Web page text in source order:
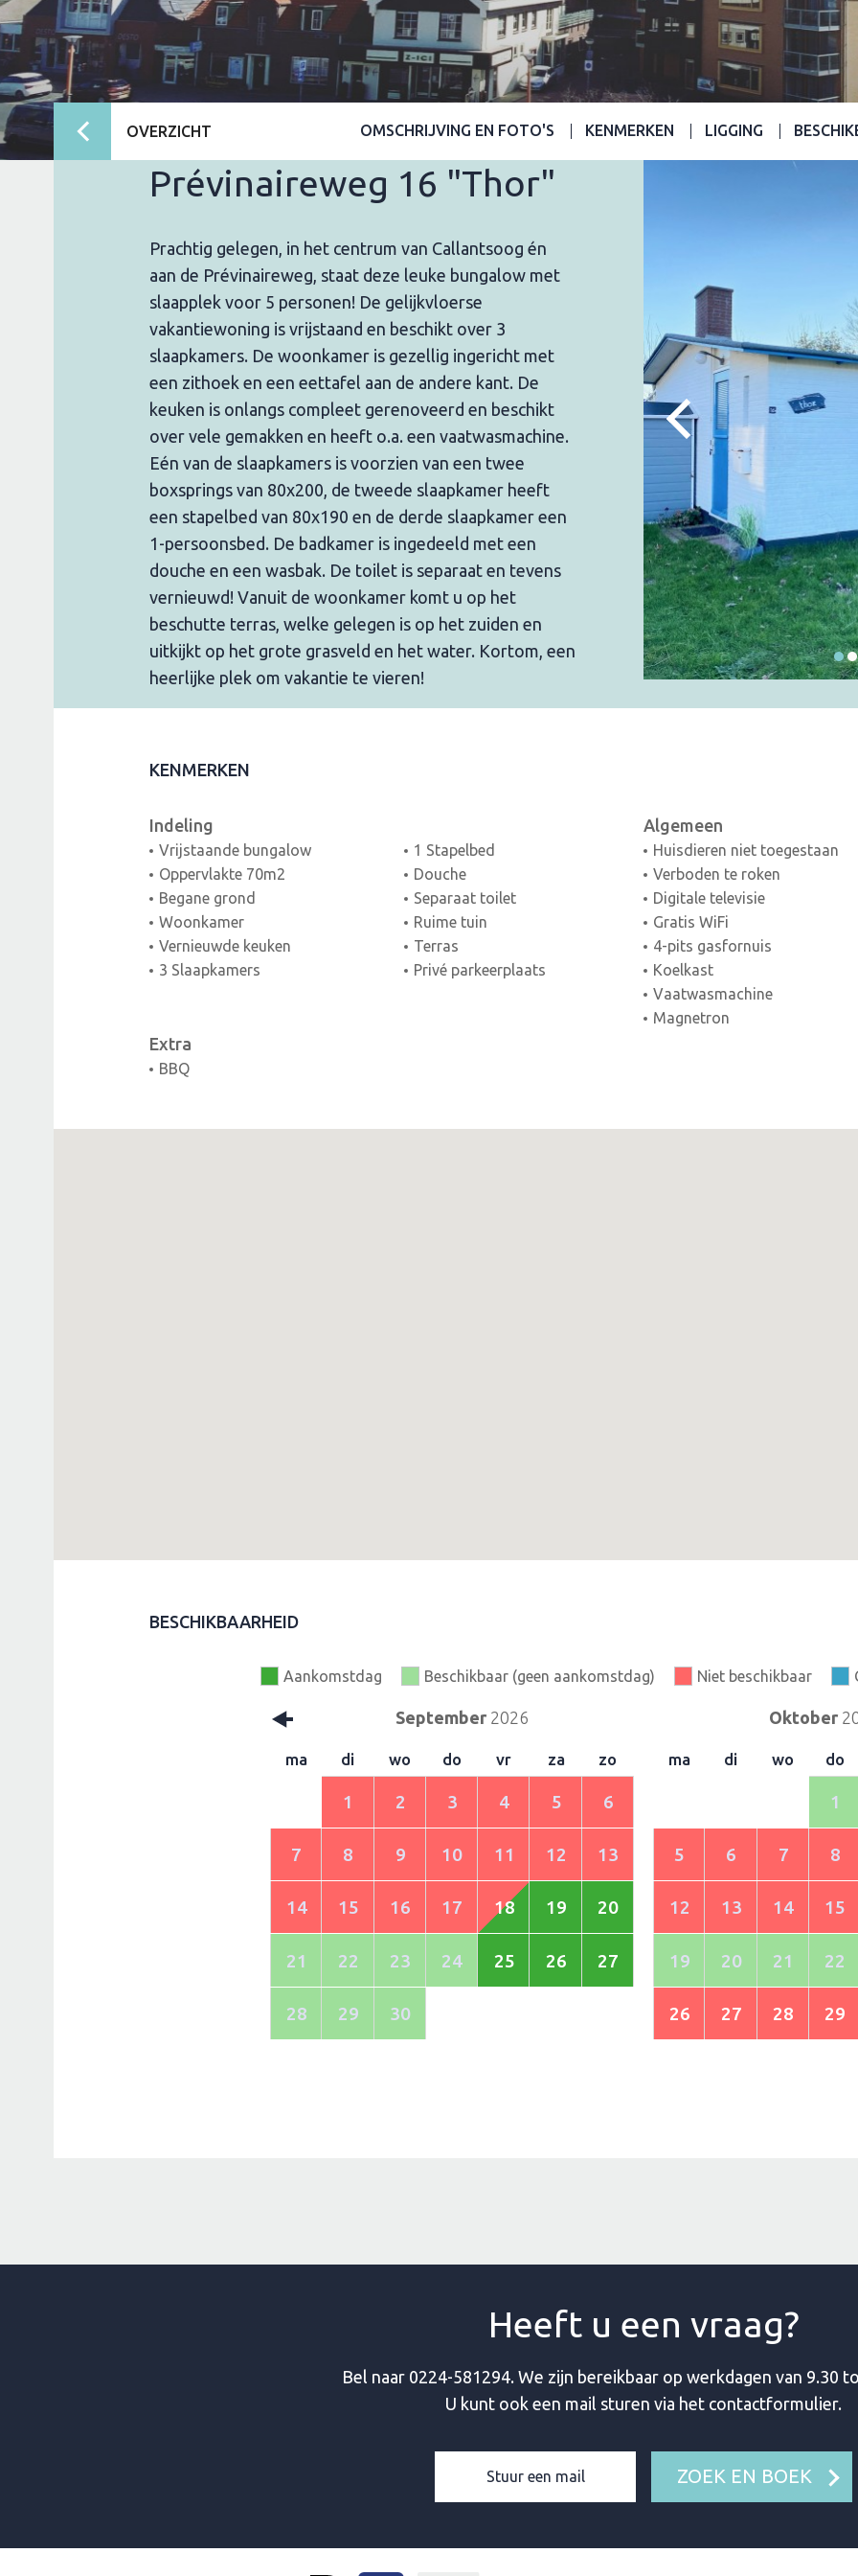
OVERZICHT OMSCHRIJVING EN FOTO'S KENMERKEN LIGGING
Prévinaireweg 16 "Thor"
Prachtig gelegen, in het centrum van Callantsoog én
aan de Prévinaireweg, staat deze leuke bungalow met
slaapplek voor 5 personen! De gelijkvloerse
vakantiewoning is vrijstaand en beschikt over 3
slaapkamers. De woonkamer is gezellig ingericht met
een zithoek en een eettafel aan de andere kant. De
keuken is onlangs compleet gerenoveerd en beschikt
over vele gemakken en heeft o.a. een vaatwasmachine.
Eén van de slaapkamers is voorzien van een twee
boxsprings van 80x200, de tweede slaapkamer heeft
een stapelbed van 80x190 en de derde slaapkamer een
1-persoonsbed. De badkamer is ingedeeld met een
douche en een wasbak. De toilet is separaat en tevens
vernieuwd! Vanuit de woonkamer komt u op het
beschutte terras, welke gelegen is op het zuiden en
uitkijkt op het grote grasveld en het water. Kortom, een
heerlijke plek om vakantie te vieren!
KENMERKEN
Indeling
Vrijstaande bungalow
Oppervlakte 70m2
Begane grond
Woonkamer
Vernieuwde keuken
3 Slaapkamers
1 Stapelbed
Douche
Separaat toilet
Ruime tuin
Terras
Privé parkeerplaats
Algemeen
Huisdieren niet toegestaan
Verboden te roken
Digitale televisie
Gratis WiFi
4-pits gasfornuis
Koelkast
Vaatwasmachine
Magnetron
Extra
BBQ
BESCHIKBAARHEID
Aankomstdag Beschikbaar (geen aankomstdag) Niet beschikbaar
September 2026
ma di wo do vr za zo
1 2 3 4 5 6
7 8 9 10 11 12 13
14 15 16 17 18 19 20
21 22 23 24 25 26 27
28 29 30
Oktober
ma di wo do
1
5 6 7 8
12 13 14 15
19 20 21 22
26 27 28 29
Heeft u een vraag?
Bel naar 0224-581294. We zijn bereikbaar op werkdagen van 9.30
U kunt ook een mail sturen via het contactformulier.
Stuur een mail ZOEK EN BOEK